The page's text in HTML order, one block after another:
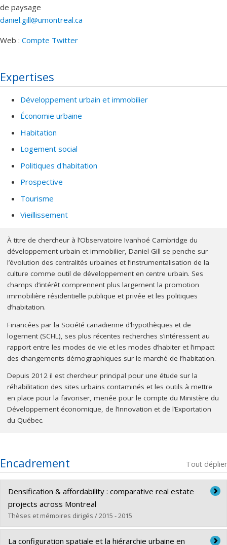
de paysage
daniel.gill@umontreal.ca
Web : Compte Twitter
Expertises
Développement urbain et immobilier
Économie urbaine
Habitation
Logement social
Politiques d'habitation
Prospective
Tourisme
Vieillissement
À titre de chercheur à l’Observatoire Ivanhoé Cambridge du
développement urbain et immobilier, Daniel Gill se penche sur
l’évolution des centralités urbaines et l’instrumentalisation de la
culture comme outil de développement en centre urbain. Ses
champs d’intérêt comprennent plus largement la promotion
immobilière résidentielle publique et privée et les politiques
d’habitation.
Financées par la Société canadienne d’hypothèques et de
logement (SCHL), ses plus récentes recherches s’intéressent au
rapport entre les modes de vie et les modes d’habiter et l’impact
des changements démographiques sur le marché de l’habitation.
Depuis 2012 il est chercheur principal pour une étude sur la
réhabilitation des sites urbains contaminés et les outils à mettre
en place pour la favoriser, menée pour le compte du Ministère du
Développement économique, de l’Innovation et de l’Exportation
du Québec.
Encadrement Tout déplier
Densification & affordability : comparative real estate
projects across Montreal
Thèses et mémoires dirigés / 2015 - 2015
Diplômé(e) :Ho, Enoch Tim
La configuration spatiale et la hiérarchie urbaine en